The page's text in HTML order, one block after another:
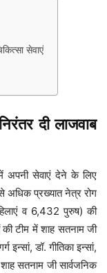
सेवाएं
दी लाजवाब
अपनी सेवाएं देने के लिए
अधिक प्रख्यात नेत्र रोग
व 6,432 पुरुष) की
टीम में शाह सतनाम जी
इन्सां, डॉ. गीतिका इन्सां,
सतनाम जी सार्वजनिक